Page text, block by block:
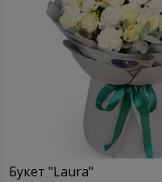
Букет "Laura"